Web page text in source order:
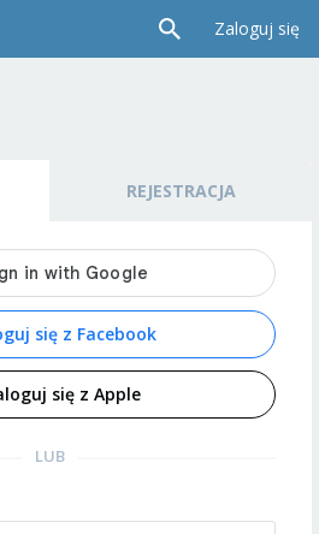
Zaloguj się
REJESTRACJA
się z Facebook
się z Apple
LUB